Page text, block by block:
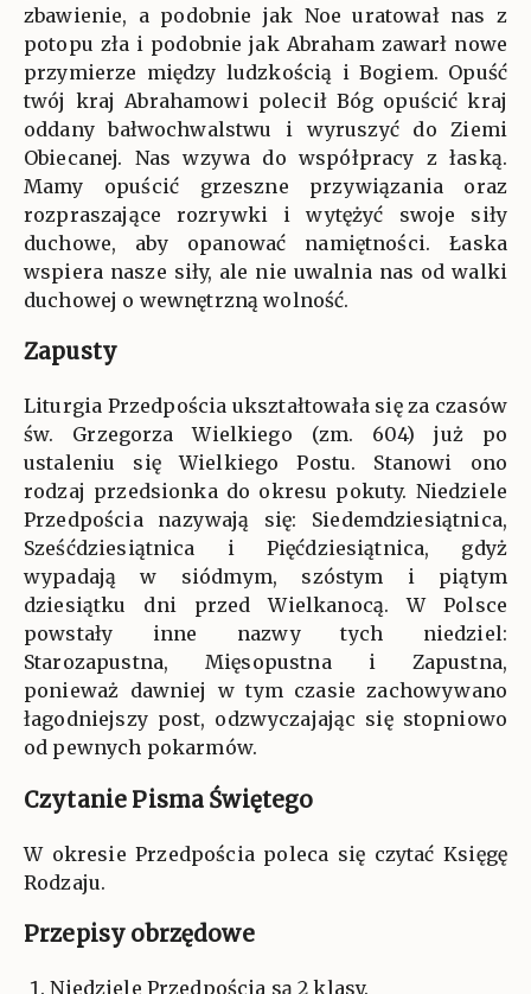
zbawienie, a podobnie jak Noe uratował nas z
potopu zła i podobnie jak Abraham zawarł nowe
przymierze między ludzkością i Bogiem. Opuść
twój kraj Abrahamowi polecił Bóg opuścić kraj
oddany bałwochwalstwu i wyruszyć do Ziemi
Obiecanej. Nas wzywa do współpracy z łaską.
Mamy opuścić grzeszne przywiązania oraz
rozpraszające rozrywki i wytężyć swoje siły
duchowe, aby opanować namiętności. Łaska
wspiera nasze siły, ale nie uwalnia nas od walki
duchowej o wewnętrzną wolność.
Zapusty
Liturgia Przedpościa ukształtowała się za czasów
św. Grzegorza Wielkiego (zm. 604) już po
ustaleniu się Wielkiego Postu. Stanowi ono
rodzaj przedsionka do okresu pokuty. Niedziele
Przedpościa nazywają się: Siedemdziesiątnica,
Sześćdziesiątnica i Pięćdziesiątnica, gdyż
wypadają w siódmym, szóstym i piątym
dziesiątku dni przed Wielkanocą. W Polsce
powstały inne nazwy tych niedziel:
Starozapustna, Mięsopustna i Zapustna,
ponieważ dawniej w tym czasie zachowywano
łagodniejszy post, odzwyczajając się stopniowo
od pewnych pokarmów.
Czytanie Pisma Świętego
W okresie Przedpościa poleca się czytać Księgę
Rodzaju.
Przepisy obrzędowe
Niedziele Przedpościa są 2 klasy.